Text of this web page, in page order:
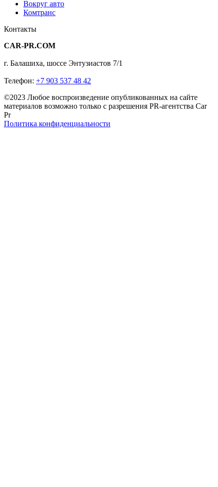
Вокруг авто
Комтранс
Контакты
CAR-PR.COM
г. Балашиха, шоссе Энтузиастов 7/1
Телефон: +7 903 537 48 42
©2023 Любое воспроизведение опубликованных на сайте
материалов возможно только с разрешения PR-агентства Car
Pr
Политика конфиденциальности